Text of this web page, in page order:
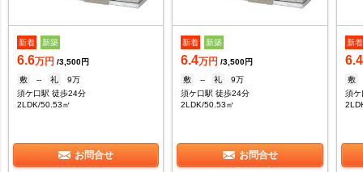
新着 新築
6.6万円 /3,500円
敷
-- 礼
9万
須ケ口駅 徒歩24分
2LDK/50.53㎡
お問合せ
新着 新築
6.4万円 /3,500円
敷
-- 礼
9万
須ケ口駅 徒歩24分
2LDK/50.53㎡
お問合せ
新着
6.4
敷
須